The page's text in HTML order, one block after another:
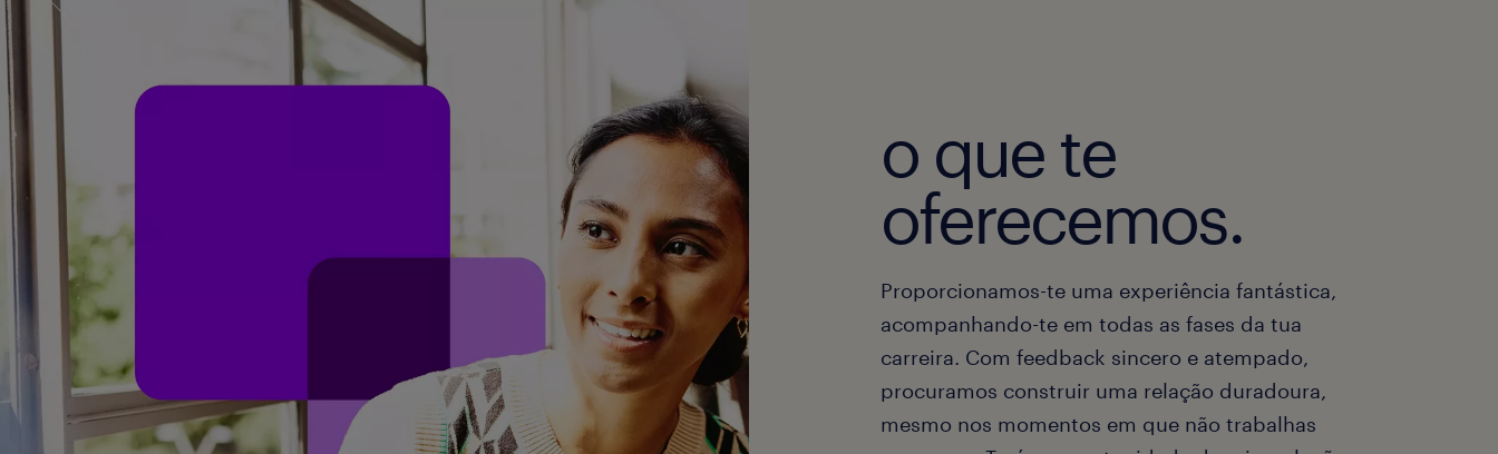
o que te
oferecemos.
Proporcionamos-te uma experiência fantástica,
acompanhando-te em todas as fases da tua
carreira. Com feedback sincero e atempado,
procuramos construir uma relação duradoura,
mesmo nos momentos em que não trabalhas